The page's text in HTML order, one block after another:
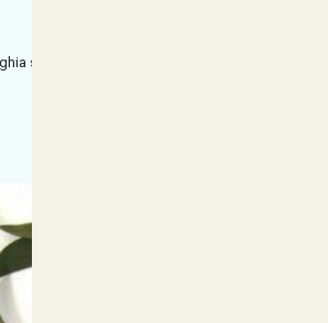
softair royal 3 punti nera moschettoni in